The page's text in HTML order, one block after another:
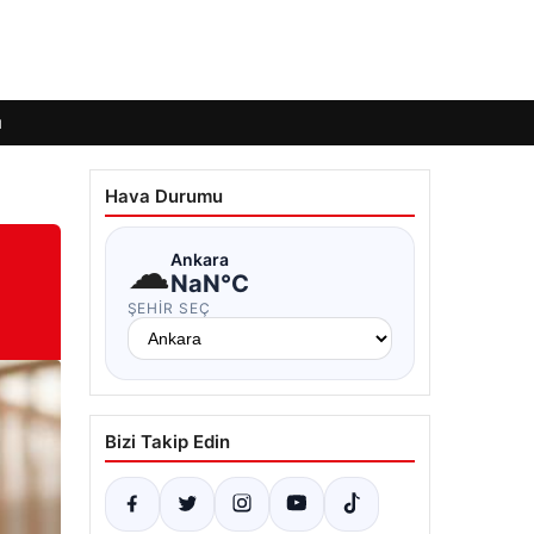
Hava Durumu
☁Ankara
NaN°C
ŞEHIR SEÇ
Bizi Takip Edin